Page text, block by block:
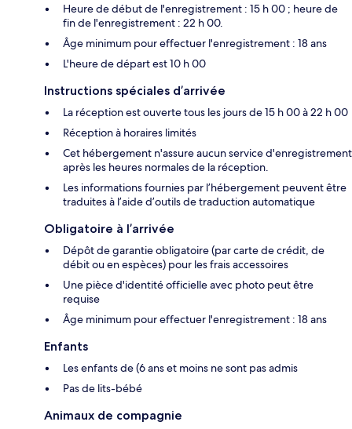
Heure de début de l'enregistrement : 15 h 00 ; heure de
fin de l'enregistrement : 22 h 00.
Âge minimum pour effectuer l'enregistrement : 18 ans
L'heure de départ est 10 h 00
Instructions spéciales d’arrivée
La réception est ouverte tous les jours de 15 h 00 à 22 h 00
Réception à horaires limités
Cet hébergement n'assure aucun service d'enregistrement
après les heures normales de la réception.
Les informations fournies par l’hébergement peuvent être
traduites à l’aide d’outils de traduction automatique
Obligatoire à l’arrivée
Dépôt de garantie obligatoire (par carte de crédit, de
débit ou en espèces) pour les frais accessoires
Une pièce d'identité officielle avec photo peut être
requise
Âge minimum pour effectuer l'enregistrement : 18 ans
Enfants
Les enfants de (6 ans et moins ne sont pas admis
Pas de lits-bébé
Animaux de compagnie